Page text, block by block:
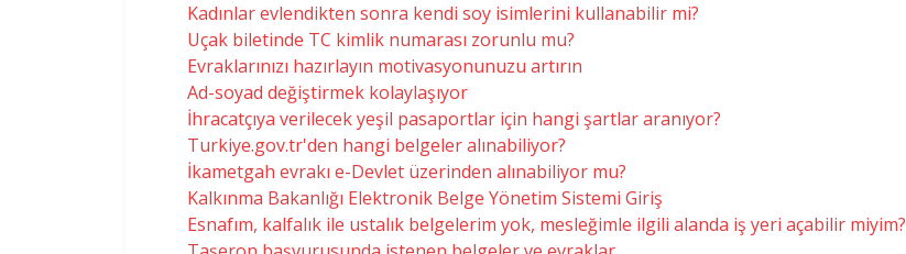
Kadınlar evlendikten sonra kendi soy isimlerini kullanabilir mi?
Uçak biletinde TC kimlik numarası zorunlu mu?
Evraklarınızı hazırlayın motivasyonunuzu artırın
Ad-soyad değiştirmek kolaylaşıyor
İhracatçıya verilecek yeşil pasaportlar için hangi şartlar aranıyor?
Turkiye.gov.tr'den hangi belgeler alınabiliyor?
İkametgah evrakı e-Devlet üzerinden alınabiliyor mu?
Kalkınma Bakanlığı Elektronik Belge Yönetim Sistemi Giriş
Esnafım, kalfalık ile ustalık belgelerim yok, mesleğimle ilgili alanda iş yeri açabilir miyim?